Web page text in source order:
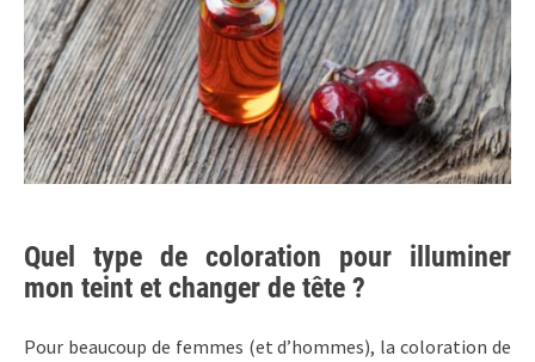
Quel type de coloration pour illuminer
mon teint et changer de tête ?
Pour beaucoup de femmes (et d’hommes), la coloration de